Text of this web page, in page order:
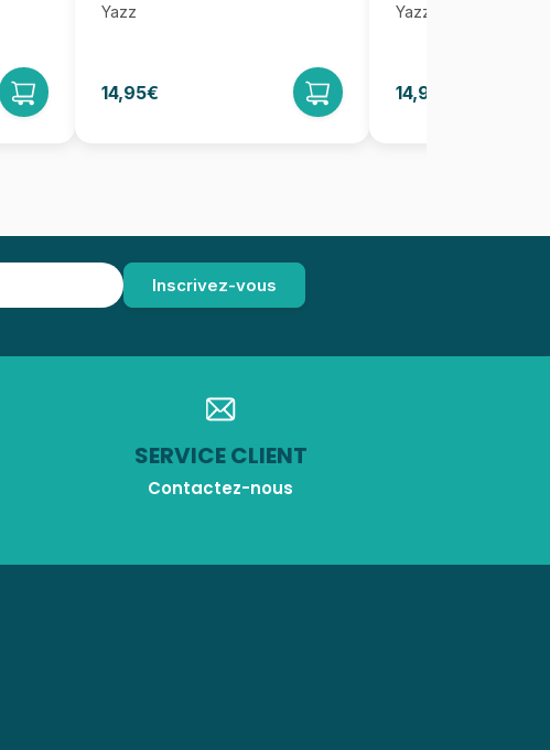
Yazz
14,95€
Yazz
14,95€
SERVICE CLIENT
Contactez-nous